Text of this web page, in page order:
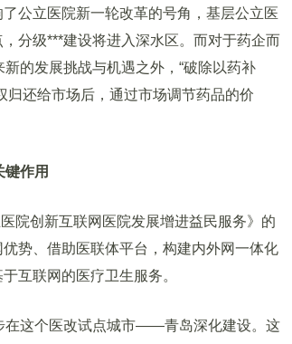
立医院新一轮改革的号角，基层公立医
分级***建设将进入深水区。而对于药企而
的发展挑战与机遇之外，“破除以药补
归还给市场后，通过市场调节药品的价
作用
创新互联网医院发展增进益民服务》的
势、借助医联体平台，构建内外网一体化
互联网的医疗卫生服务。
这个医改试点城市——青岛深化建设。这